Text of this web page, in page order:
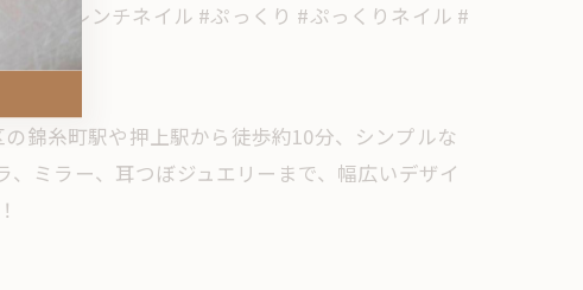
ラフレンチネイル #ぷっくり #ぷっくりネイル #
錦糸町駅や押上駅から徒歩約10分、シンプルな
ミラー、耳つぼジュエリーまで、幅広いデザイ